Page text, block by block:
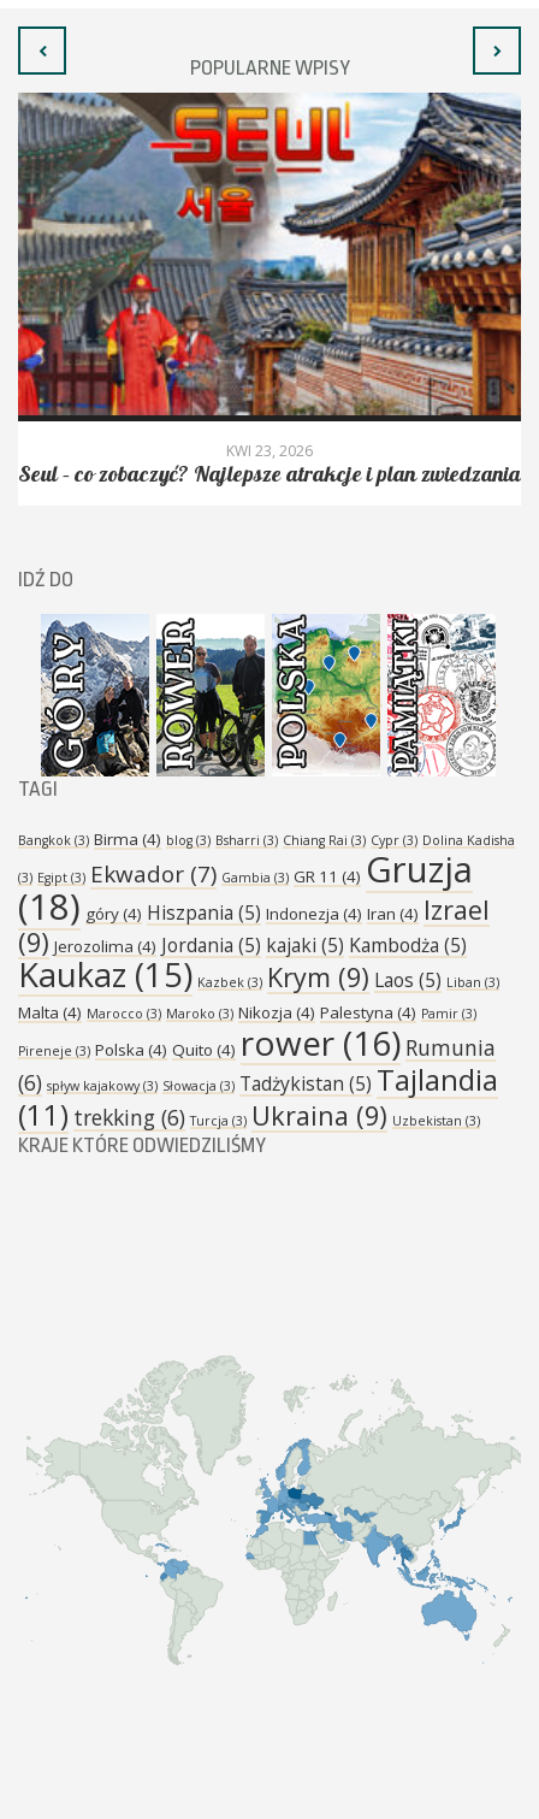
POPULARNE WPISY
KWI 23, 2026
Seul – co zobaczyć? Najlepsze atrakcje i plan zwiedzania
IDŹ DO
TAGI
Bangkok (3) Birma (4) blog (3) Bsharri (3) Chiang Rai (3) Cypr (3) Dolina Kadisha
(3) Egipt (3) Ekwador (7) Gambia (3) GR 11 (4) Gruzja
(18) góry(4) Hiszpania (5) Indonezja (4) Iran (4) Izrael
(9) Jerozolima (4) Jordania (5) kajaki (5) Kambodża (5)
Kaukaz (15) Kazbek (3) Krym (9) Laos (5) Liban (3)
Malta (4) Marocco (3) Maroko (3) Nikozja (4) Palestyna (4) Pamir (3)
Pireneje (3) Polska (4) Quito (4) rower (16) Rumunia
(6) spływ kajakowy(3) Słowacja (3) Tadżykistan (5) Tajlandia
(11) trekking (6) Turcja (3) Ukraina (9) Uzbekistan (3)
KRAJE KTÓRE ODWIEDZILIŚMY